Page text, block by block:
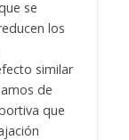
se
los
similar
de
que